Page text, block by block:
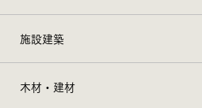
施設建築
木材・建材